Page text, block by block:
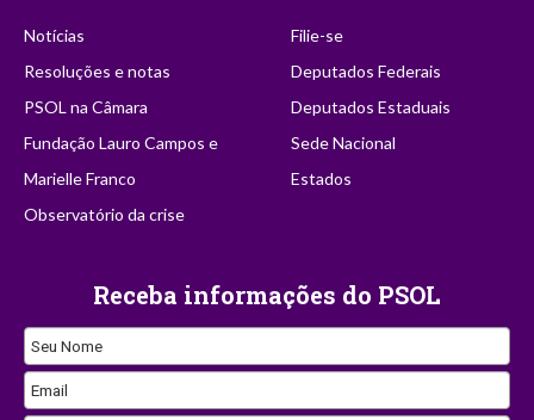
Notícias
Resoluções e notas
PSOL na Câmara
Fundação Lauro Campos e
Marielle Franco
Observatório da crise
Filie-se
Deputados Federais
Deputados Estaduais
Sede Nacional
Estados
Receba informações do PSOL
Seu Nome
Email